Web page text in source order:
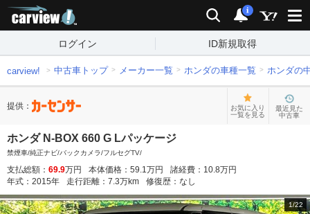
検索 通知
i
ログイン ID新規取得
carview! 中古車トップ メーカー一覧 ホンダの車種一覧 ホンダの
提供：
お気に入り
一覧を見る
最近見た
中古車
ホンダ N-BOX 660 G Lパッケージ
禁煙車/純正ナビ/バックカメラ/フルセグTV/
支払総額： 69.9万円 本体価格： 59.1万円 諸経費： 10.8万円
年式： 2015年 走行距離： 7.3万km 修復歴： なし
1/22